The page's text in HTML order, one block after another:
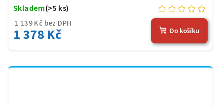
1 139 Kč bez DPH
1 378 Kč
Skladem(>5 ks)
Do košíku